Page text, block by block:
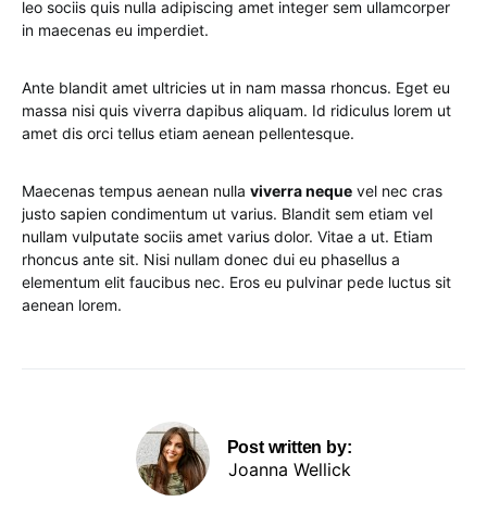
leo sociis quis nulla adipiscing amet integer sem ullamcorper
in maecenas eu imperdiet.
Ante blandit amet ultricies ut in nam massa rhoncus. Eget eu
massa nisi quis viverra dapibus aliquam. Id ridiculus lorem ut
amet dis orci tellus etiam aenean pellentesque.
Maecenas tempus aenean nulla viverra neque vel nec cras
justo sapien condimentum ut varius. Blandit sem etiam vel
nullam vulputate sociis amet varius dolor. Vitae a ut. Etiam
rhoncus ante sit. Nisi nullam donec dui eu phasellus a
elementum elit faucibus nec. Eros eu pulvinar pede luctus sit
aenean lorem.
Post written by:
Joanna Wellick